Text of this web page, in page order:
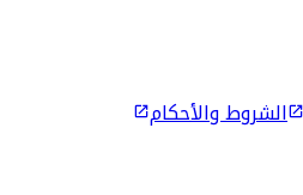
الشروط والأحكام